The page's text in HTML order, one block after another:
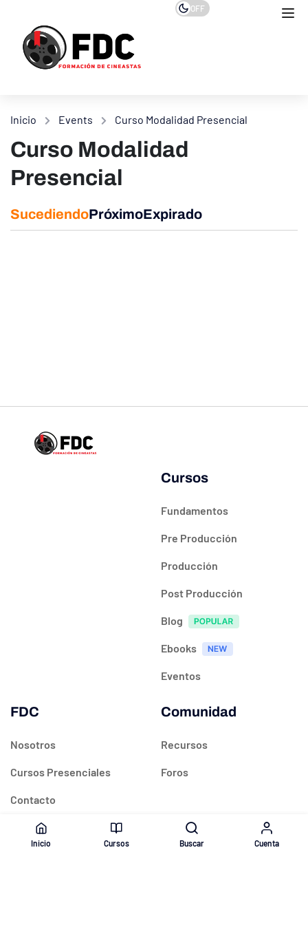
OFF
Inicio Events Curso Modalidad Presencial
Curso Modalidad
Presencial
SucediendoPróximoExpirado
Cursos
Fundamentos
Pre Producción
Producción
Post Producción
Blog
Ebooks
Eventos
FDC
Nosotros
Cursos Presenciales
Contacto
Terms & Conditions
Comunidad
Recursos
Foros
Inicio Cursos Buscar Cuenta